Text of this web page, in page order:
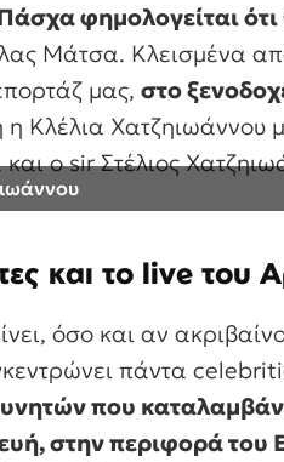
φημολογείται
Μάτσα. Κλεισμένα
μας, στο
Κλέλια Χατζηιωάννου
ο sir Στέλιος
και το live του
όσο και αν
πάντα
που
στην περιφορά του